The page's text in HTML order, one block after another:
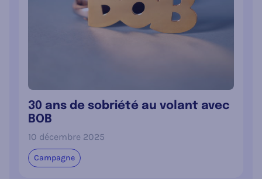
30 ans de sobriété au volant avec
BOB
10 décembre 2025
Campagne